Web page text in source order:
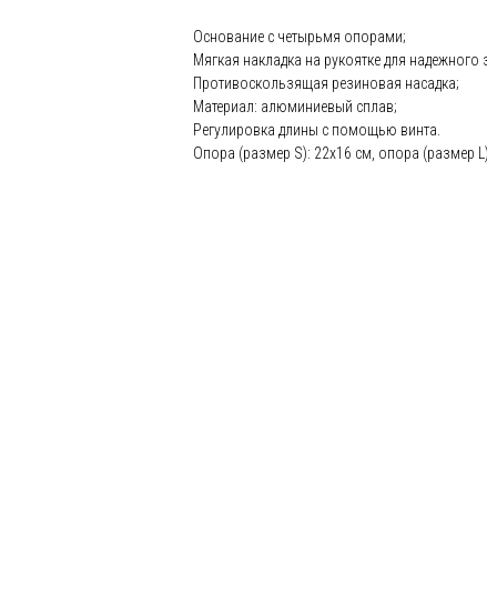
Основание с четырьмя опорами;
Мягкая накладка на рукоятке для надежного
Противоскользящая резиновая насадка;
Материал: алюминиевый сплав;
Регулировка длины с помощью винта.
Опора (размер S): 22х16 см, опора (размер